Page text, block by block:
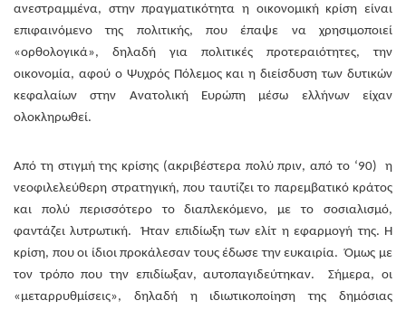
ανεστραμμένα, στην πραγματικότητα η οικονομική κρίση είναι
επιφαινόμενο της πολιτικής, που έπαψε να χρησιμοποιεί
«ορθολογικά», δηλαδή για πολιτικές προτεραιότητες, την
οικονομία, αφού ο Ψυχρός Πόλεμος και η διείσδυση των δυτικών
κεφαλαίων στην Ανατολική Ευρώπη μέσω ελλήνων είχαν
ολοκληρωθεί.
Από τη στιγμή της κρίσης (ακριβέστερα πολύ πριν, από το ‘90) η
νεοφιλελεύθερη στρατηγική, που ταυτίζει το παρεμβατικό κράτος
και πολύ περισσότερο το διαπλεκόμενο, με το σοσιαλισμό,
φαντάζει λυτρωτική. Ήταν επιδίωξη των ελίτ η εφαρμογή της. Η
κρίση, που οι ίδιοι προκάλεσαν τους έδωσε την ευκαιρία. Όμως με
τον τρόπο που την επιδίωξαν, αυτοπαγιδεύτηκαν. Σήμερα, οι
«μεταρρυθμίσεις», δηλαδή η ιδιωτικοποίηση της δημόσιας